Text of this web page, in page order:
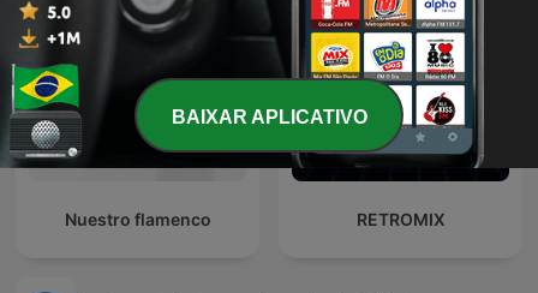
Nuestro flamenco RETROMIX
BAIXAR APLICATIVO